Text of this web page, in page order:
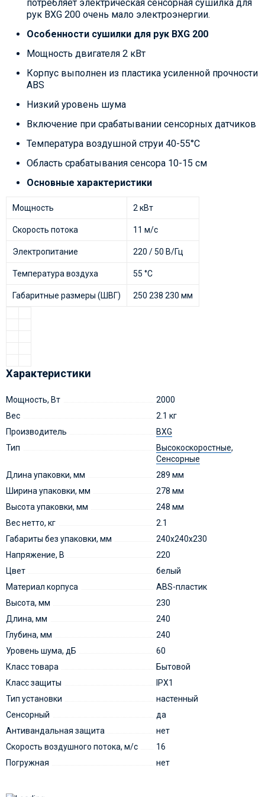
потребляет электрическая сенсорная сушилка для
рук BXG 200 очень мало электроэнергии.
Особенности сушилки для рук BXG 200
Мощность двигателя 2 кВт
Корпус выполнен из пластика усиленной прочности
ABS
Низкий уровень шума
Включение при срабатывании сенсорных датчиков
Температура воздушной струи 40-55°С
Область срабатывания сенсора 10-15 см
Основные характеристики
Мощность 2 кВт
Скорость потока 11 м/с
Электропитание 220 / 50 В/Гц
Температура воздуха 55 °C
Габаритные размеры (ШВГ) 250 238 230 мм
Характеристики
Мощность, Вт
2000
Вес
2.1 кг
Производитель
BXG
Тип
Высокоскоростные,
Сенсорные
Длина упаковки, мм
289 мм
Ширина упаковки, мм
278 мм
Высота упаковки, мм
248 мм
Вес нетто, кг
2.1
Габариты без упаковки, мм
240х240х230
Напряжение, В
220
Цвет
белый
Материал корпуса
ABS-пластик
Высота, мм
230
Длина, мм
240
Глубина, мм
240
Уровень шума, дБ
60
Класс товара
Бытовой
Класс защиты
IPX1
Тип установки
настенный
Сенсорный
да
Антивандальная защита
нет
Скорость воздушного потока, м/с
16
Погружная
нет